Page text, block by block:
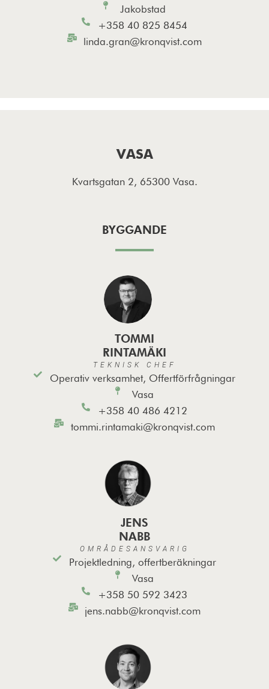
Jakobstad
+358 40 825 8454
linda.gran@kronqvist.com
VASA
Kvartsgatan 2, 65300 Vasa.
BYGGANDE
TOMMI
RINTAMÄKI
TEKNISK CHEF
Operativ verksamhet, Offertförfrågningar
Vasa
+358 40 486 4212
tommi.rintamaki@kronqvist.com
JENS
NABB
OMRÅDESANSVARIG
Projektledning, offertberäkningar
Vasa
+358 50 592 3423
jens.nabb@kronqvist.com